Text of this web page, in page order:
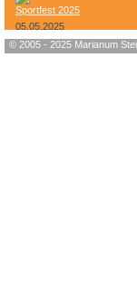
Sportfest 2025
05.05.2025
Bundesheer-Tag
© 2005 - 2025 Marianum